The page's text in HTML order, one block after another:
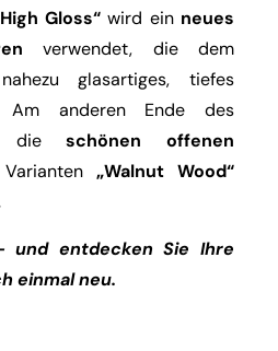
Gloss“ wird ein neues
verwendet, die dem
glasartiges, tiefes
Am anderen Ende des
dieschönen offenen
„Walnut Wood“
und entdecken Sie Ihre
einmal neu.